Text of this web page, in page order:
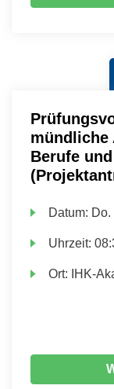
mündliche
Berufe
Datum: Do.
Uhrzeit:
Ort: IHK-